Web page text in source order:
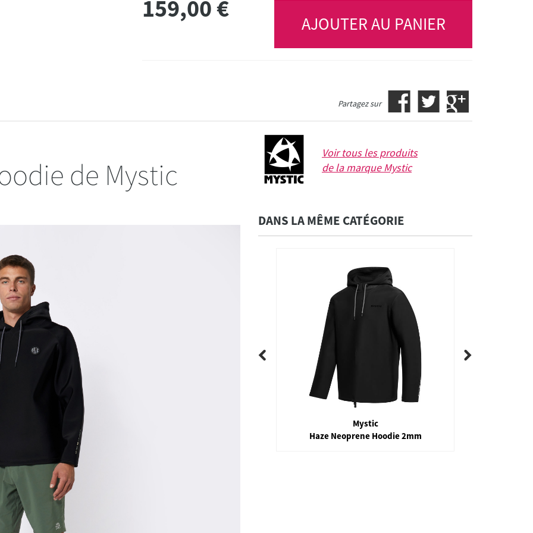
159,00€
AJOUTER AU PANIER
Partagez sur
de Mystic
Voir tous les produits
de la marqueMystic
DANS LA MÊME CATÉGORIE
Mystic
Haze Neoprene Hoodie 2mm